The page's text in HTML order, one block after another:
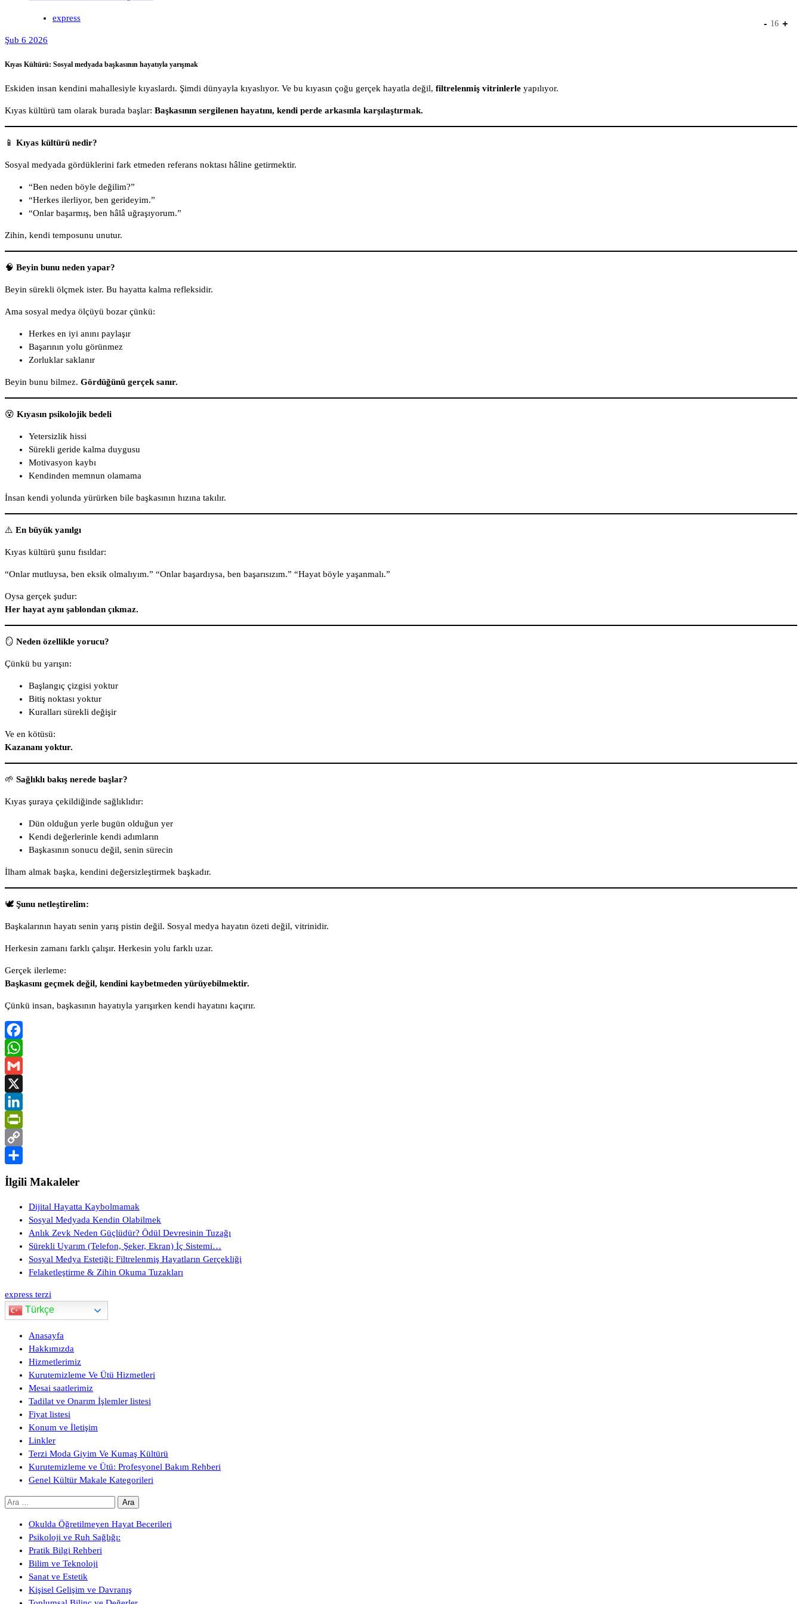
express
Şub 6 2026
Kıyas Kültürü: Sosyal medyada başkasının hayatıyla yarışmak
Eskiden insan kendini mahallesiyle kıyaslardı. Şimdi dünyayla kıyaslıyor. Ve bu kıyasın çoğu gerçek hayatla değil, filtrelenmiş vitrinlerle yapılıyor.
Kıyas kültürü tam olarak burada başlar: Başkasının sergilenen hayatını, kendi perde arkasınla karşılaştırmak.
📱 Kıyas kültürü nedir?
Sosyal medyada gördüklerini fark etmeden referans noktası hâline getirmektir.
“Ben neden böyle değilim?”
“Herkes ilerliyor, ben gerideyim.”
“Onlar başarmış, ben hâlâ uğraşıyorum.”
Zihin, kendi temposunu unutur.
🧠 Beyin bunu neden yapar?
Beyin sürekli ölçmek ister. Bu hayatta kalma refleksidir.
Ama sosyal medya ölçüyü bozar çünkü:
Herkes en iyi anını paylaşır
Başarının yolu görünmez
Zorluklar saklanır
Beyin bunu bilmez. Gördüğünü gerçek sanır.
😵 Kıyasın psikolojik bedeli
Yetersizlik hissi
Sürekli geride kalma duygusu
Motivasyon kaybı
Kendinden memnun olamama
İnsan kendi yolunda yürürken bile başkasının hızına takılır.
⚠️ En büyük yanılgı
Kıyas kültürü şunu fısıldar:
“Onlar mutluysa, ben eksik olmalıyım.” “Onlar başardıysa, ben başarısızım.” “Hayat böyle yaşanmalı.”
Oysa gerçek şudur:
Her hayat aynı şablondan çıkmaz.
🪞 Neden özellikle yorucu?
Çünkü bu yarışın:
Başlangıç çizgisi yoktur
Bitiş noktası yoktur
Kuralları sürekli değişir
Ve en kötüsü:
Kazananı yoktur.
🌱 Sağlıklı bakış nerede başlar?
Kıyas şuraya çekildiğinde sağlıklıdır:
Dün olduğun yerle bugün olduğun yer
Kendi değerlerinle kendi adımların
Başkasının sonucu değil, senin sürecin
İlham almak başka, kendini değersizleştirmek başkadır.
🕊️Şunu netleştirelim:
Başkalarının hayatı senin yarış pistin değil. Sosyal medya hayatın özeti değil, vitrinidir.
Herkesin zamanı farklı çalışır. Herkesin yolu farklı uzar.
Gerçek ilerleme:
Başkasını geçmek değil, kendini kaybetmeden yürüyebilmektir.
Çünkü insan, başkasının hayatıyla yarışırken kendi hayatını kaçırır.
Facebook
WhatsApp
Gmail
X
LinkedIn
PrintFriendly
Copy
Link
Share
İlgili Makaleler
Dijital Hayatta Kaybolmamak
Sosyal Medyada Kendin Olabilmek
Anlık Zevk Neden Güçlüdür? Ödül Devresinin Tuzağı
Sürekli Uyarım (Telefon, Şeker, Ekran) İç Sistemi…
Sosyal Medya Estetiği: Filtrelenmiş Hayatların Gerçekliği
Felaketleştirme & Zihin Okuma Tuzakları
express terzi
- 16 +
Türkçe
Anasayfa
Hakkımızda
Hizmetlerimiz
Kurutemizleme Ve Ütü Hizmetleri
Mesai saatlerimiz
Tadilat ve Onarım İşlemler listesi
Fiyat listesi
Konum ve İletişim
Linkler
Terzi Moda Giyim Ve Kumaş Kültürü
Kurutemizleme ve Ütü: Profesyonel Bakım Rehberi
Genel Kültür Makale Kategorileri
Arama:
Okulda Öğretilmeyen Hayat Becerileri
Psikoloji ve Ruh Sağlığı:
Pratik Bilgi Rehberi
Bilim ve Teknoloji
Sanat ve Estetik
Kişisel Gelişim ve Davranış